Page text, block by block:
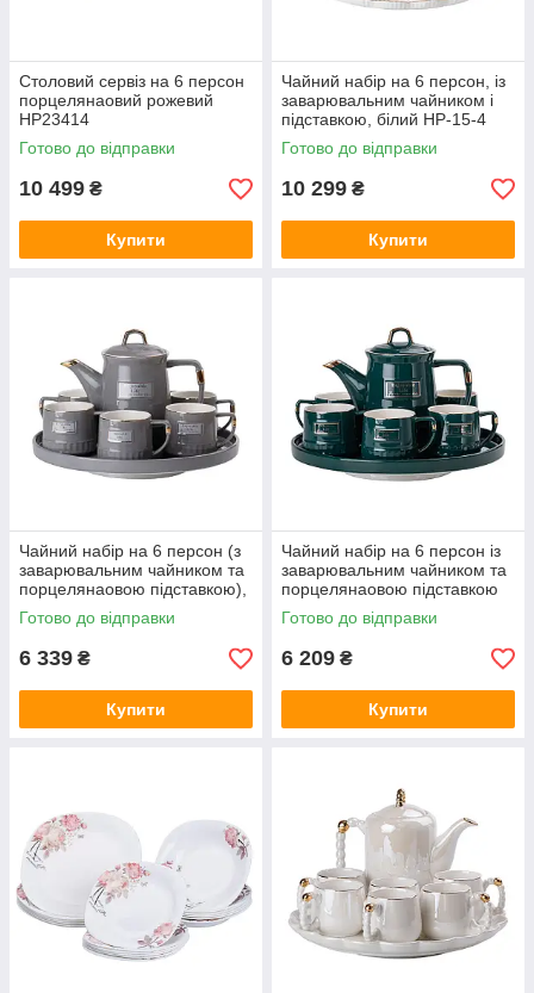
Столовий сервіз на 6 персон
порцелянаовий рожевий
HP23414
Готово до відправки
10 499 ₴
Купити
Чайний набір на 6 персон, із
заварювальним чайником і
підставкою, білий HP-15-4
Готово до відправки
10 299 ₴
Купити
Чайний набір на 6 персон (з
заварювальним чайником та
порцелянаовою підставкою),
сірий HP-15-5
Готово до відправки
6 339 ₴
Купити
Чайний набір на 6 персон із
заварювальним чайником та
порцелянаовою підставкою
Зелений HP-15-6
Готово до відправки
6 209 ₴
Купити